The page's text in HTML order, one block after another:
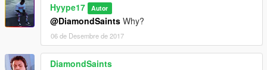
Hyype17 Autor
@DiamondSaints Why?
06 de Desembre de 2017
DiamondSaints